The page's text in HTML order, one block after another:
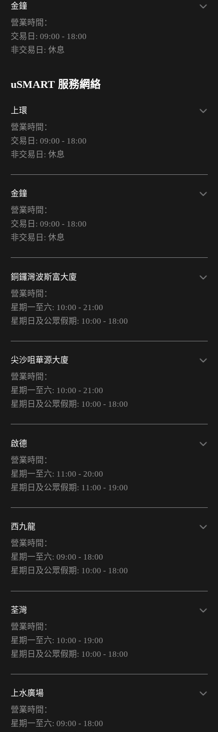
金鐘
營業時間：
交易日: 09:00 - 18:00
非交易日: 休息
uSMART 服務網絡
上環
營業時間：
交易日: 09:00 - 18:00
非交易日: 休息
金鐘
營業時間：
交易日: 09:00 - 18:00
非交易日: 休息
銅鑼灣波斯富大廈
營業時間：
星期一至六: 10:00 - 21:00
星期日及公眾假期: 10:00 - 18:00
尖沙咀華源大廈
營業時間：
星期一至六: 10:00 - 21:00
星期日及公眾假期: 10:00 - 18:00
啟德
營業時間：
星期一至六: 11:00 - 20:00
星期日及公眾假期: 11:00 - 19:00
西九龍
營業時間：
星期一至六: 09:00 - 18:00
星期日及公眾假期: 10:00 - 18:00
荃灣
營業時間：
星期一至六: 10:00 - 19:00
星期日及公眾假期: 10:00 - 18:00
上水廣場
營業時間：
星期一至六: 09:00 - 18:00